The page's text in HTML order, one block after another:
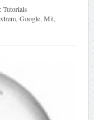
Tutorials
,Google,Mit,